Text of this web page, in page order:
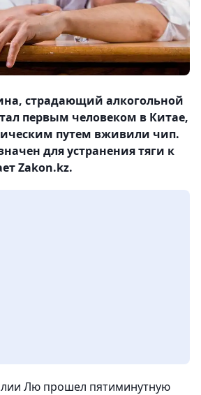
страдающий алкогольной
первым человеком в Китае,
путем вживили чип.
для устранения тяги к
Zakon.kz.
Лю прошел пятиминутную